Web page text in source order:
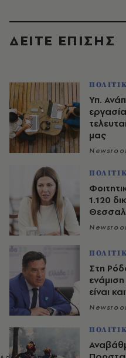
ΔΕΙΤΕ ΕΠΙΣΗΣ
Υπ.
μας
1.120
Στη
είναι